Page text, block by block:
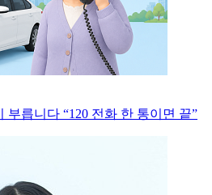
부릅니다 “120 전화 한 통이면 끝”